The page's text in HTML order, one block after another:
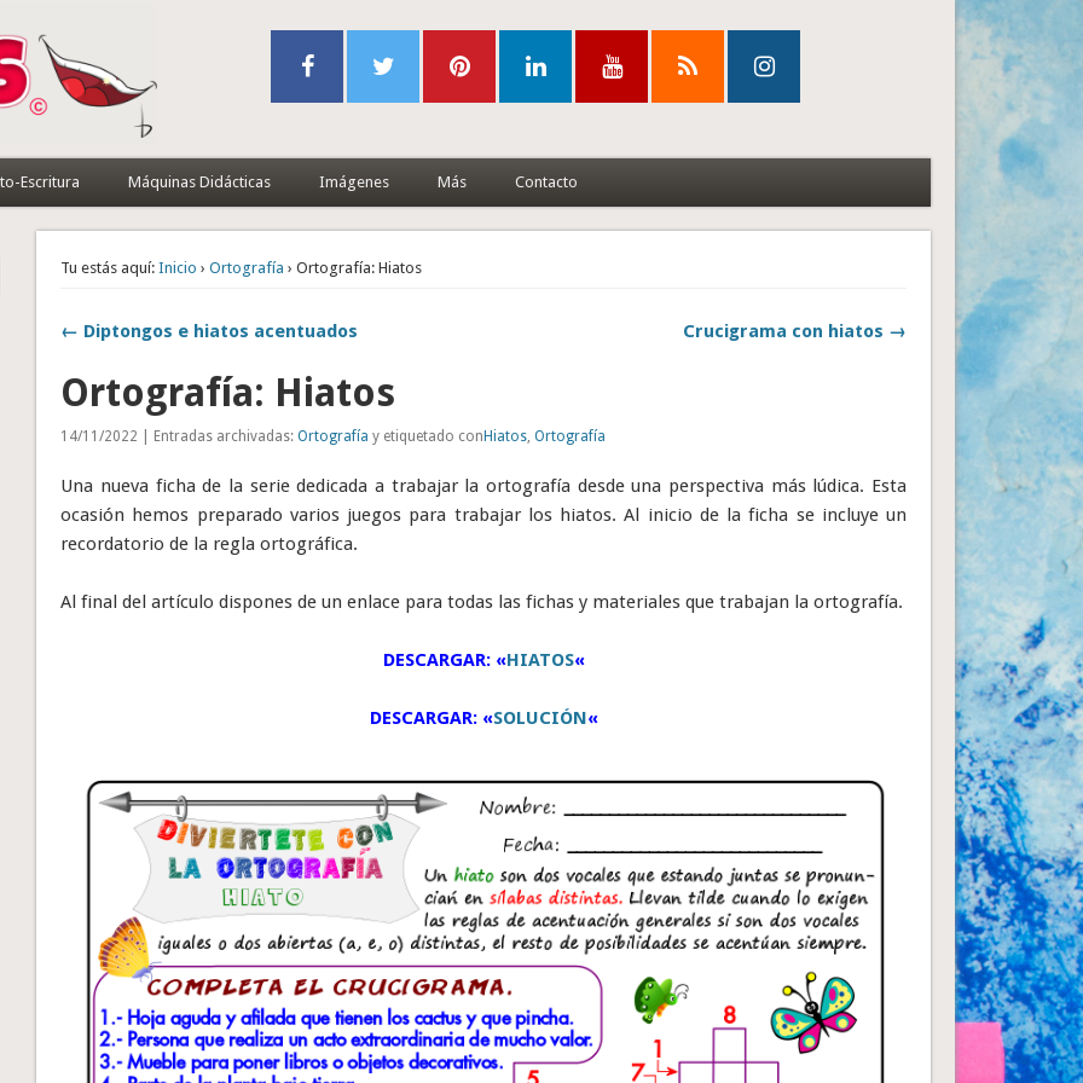
Escritura Máquinas Didácticas Imágenes Más Contacto
Tu estás aquí: Inicio ›Ortografía › Ortografía: Hiatos
← Diptongos e hiatos acentuados Crucigrama con hiatos →
Ortografía: Hiatos
14/11/2022 | Entradas archivadas:Ortografía y etiquetado conHiatos,Ortografía
Una nueva ficha de la serie dedicada a trabajar la ortografía desde una perspectiva más lúdica. Esta
ocasión hemos preparado varios juegos para trabajar los hiatos. Al inicio de la ficha se incluye un
recordatorio de la regla ortográfica.
Al final del artículo dispones de un enlace para todas las fichas y materiales que trabajan la ortografía.
DESCARGAR: «HIATOS«
DESCARGAR: «SOLUCIÓN«